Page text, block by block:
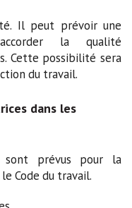
Il peut prévoir une
la qualité
Cette possibilité sera
du travail.
dans les
prévus pour la
Code du travail.